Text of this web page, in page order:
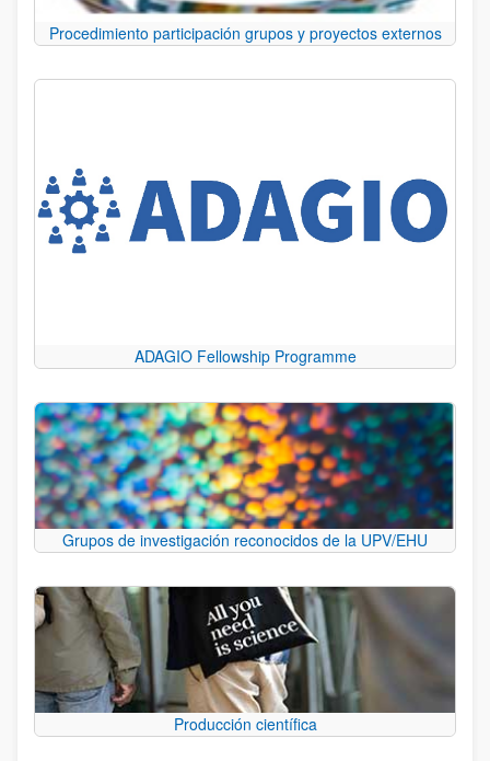
Procedimiento participación grupos y proyectos externos
ADAGIO Fellowship Programme
Grupos de investigación reconocidos de la UPV/EHU
Producción científica